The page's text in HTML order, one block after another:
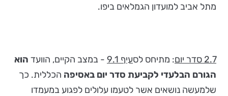
מתל אביב למועדון הגמלאים ביפו.
2.7 סדר יום : מתיחס לסעיף 9.1 - במצב הקיים, הוועד הוא
הגורם הבלעדי לקביעת סדר יום באסיפה הכללית. כך
שלמעשה נושאים אשר לטעמו עלולים לפגוע במעמדו